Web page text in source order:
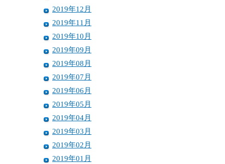
2019年12月
2019年11月
2019年10月
2019年09月
2019年08月
2019年07月
2019年06月
2019年05月
2019年04月
2019年03月
2019年02月
2019年01月